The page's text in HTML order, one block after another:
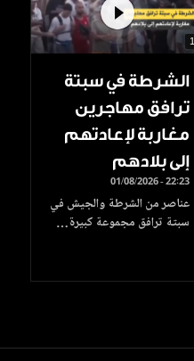
1
الشرطة في سبتة
ترافق مهاجرين
مغاربة لإعادتهم
إلى بلادهم
01/08/2026 - 22:23
عناصر من الشرطة والجيش في
سبتة ترافق مجموعة كبيرة…